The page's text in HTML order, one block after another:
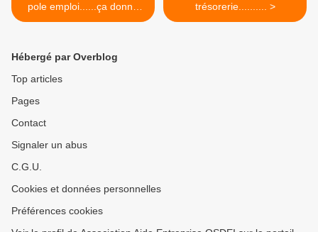
pole emploi......ça donne
quoi?
trésorerie.......... >
Hébergé par Overblog
Top articles
Pages
Contact
Signaler un abus
C.G.U.
Cookies et données personnelles
Préférences cookies